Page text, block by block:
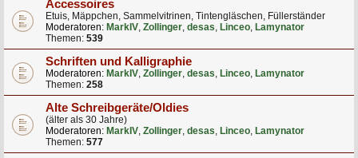
Accessoires
Etuis, Mäppchen, Sammelvitrinen, Tintengläschen, Füllerständer
Moderatoren: MarkIV, Zollinger, desas, Linceo, Lamynator
Themen: 539
Schriften und Kalligraphie
Moderatoren: MarkIV, Zollinger, desas, Linceo, Lamynator
Themen: 258
Alte Schreibgeräte/Oldies
(älter als 30 Jahre)
Moderatoren: MarkIV, Zollinger, desas, Linceo, Lamynator
Themen: 577